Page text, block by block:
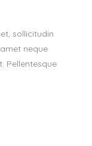
sollicitudin
neque
Pellentesque